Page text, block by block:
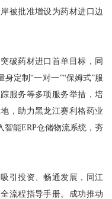
被批准增设为药材进口边
药材进口首单目标，同
定制“一对一”“保姆式”服
服务等多项服务举措，培
，助力黑龙江赛利格药业
能ERP仓储物流系统，夯
引投资、畅通发展，同江
流程指导手册。成功推动